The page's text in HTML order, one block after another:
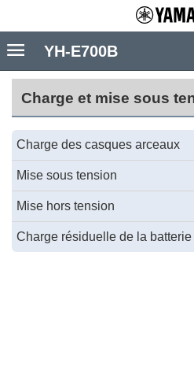
Charge et mise sous
Charge des casques arceaux
Mise sous tension
Mise hors tension
Charge résiduelle de la batterie
YH-E700B